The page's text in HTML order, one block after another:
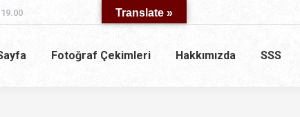
Fotoğraf Çekimleri Hakkımızda SSS
Translate »